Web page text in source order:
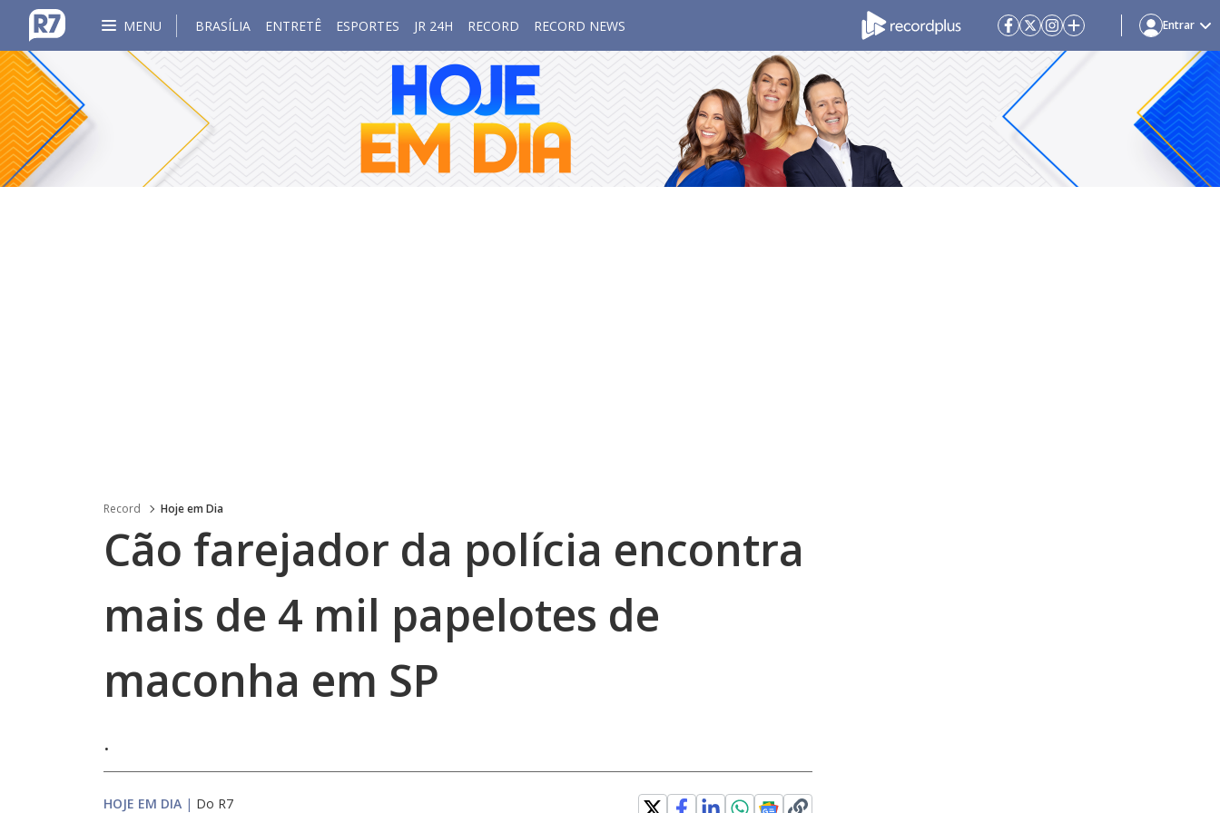
MENU BRASÍLIA ENTRETÊ ESPORTES JR 24H RECORD RECORD NEWS Entrar
Record Hoje em Dia
Cão farejador da polícia encontra
mais de 4 mil papelotes de
maconha em SP
.
HOJE EM DIA | Do R7